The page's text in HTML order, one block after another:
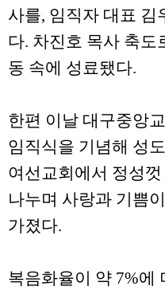
사를, 임직자 대표 김
다. 차진호 목사 축도
동 속에 성료됐다.
한편 이날 대구중앙
임직식을 기념해 성
여선교회에서 정성
나누며 사랑과 기쁨
가졌다.
복음화율이 약 7%에